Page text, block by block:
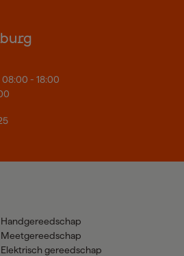
- 18:00
Handgereedschap
Meetgereedschap
Elektrisch gereedschap